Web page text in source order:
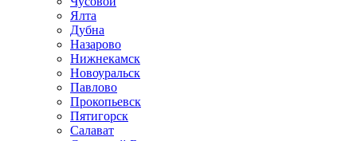
Ялта
Дубна
Назарово
Нижнекамск
Новоуральск
Павлово
Прокопьевск
Пятигорск
Салават